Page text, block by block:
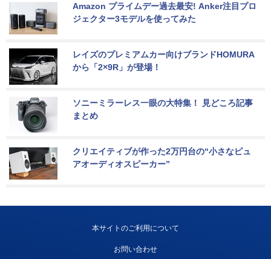
Amazon プライムデー過去最安! Anker注目プロ
ジェクター3モデルを使ってみた
レイズのプレミアムカー向けブランドHOMURA
から「2×9R」が登場！
ソニーミラーレス一眼の大特集！ 見どころ記事
まとめ
クリエイティブが作った2万円台の“小さなピュ
アオーディオスピーカー”
本サイトのご利用について
お問い合わせ